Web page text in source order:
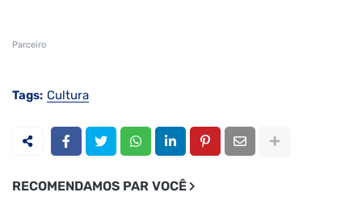
Parceiro
Tags: Cultura
RECOMENDAMOS PAR VOCÊ